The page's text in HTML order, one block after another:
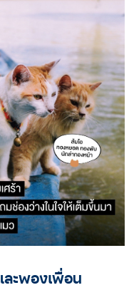
ะพองเพื่อน